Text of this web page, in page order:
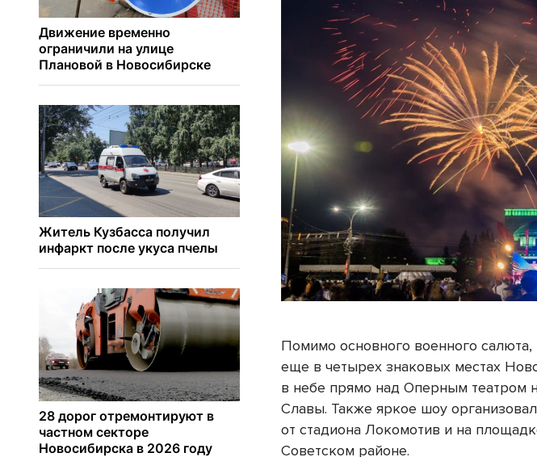
Помимо основного военного
еще в четырех знаковых местах
в небе прямо над Оперным театром
Славы. Также яркое шоу
от стадиона Локомотив и на
Советском районе.